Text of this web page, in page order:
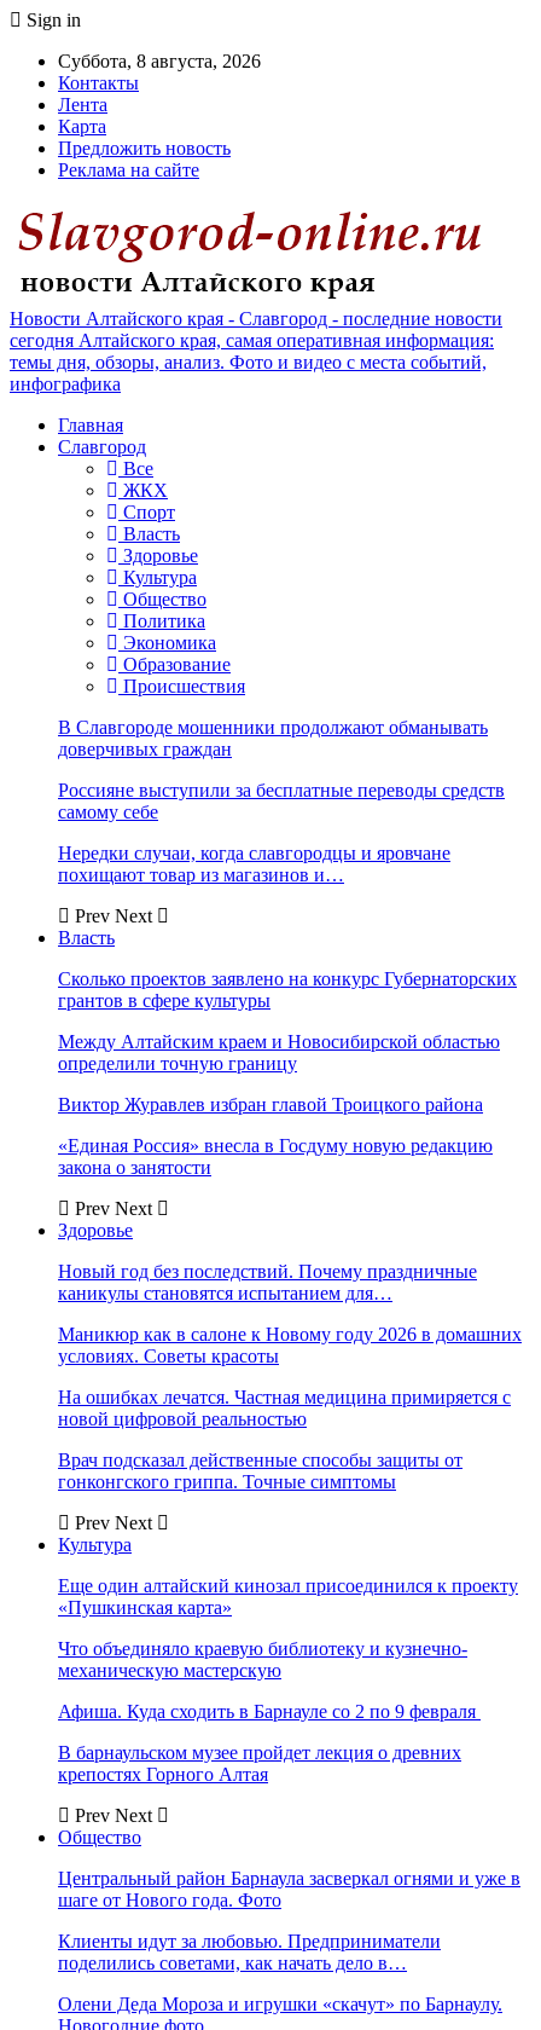
Sign in
Суббота, 8 августа, 2026
Контакты
Лента
Карта
Предложить новость
Реклама на сайте
Новости Алтайского края - Славгород - последние новости
сегодня Алтайского края, самая оперативная информация:
темы дня, обзоры, анализ. Фото и видео с места событий,
инфографика
Главная
Славгород
Все
ЖКХ
Спорт
Власть
Здоровье
Культура
Общество
Политика
Экономика
Образование
Происшествия
В Славгороде мошенники продолжают обманывать
доверчивых граждан
Россияне выступили за бесплатные переводы средств
самому себе
Нередки случаи, когда славгородцы и яровчане
похищают товар из магазинов и…
Prev Next
Власть
Сколько проектов заявлено на конкурс Губернаторских
грантов в сфере культуры
Между Алтайским краем и Новосибирской областью
определили точную границу
Виктор Журавлев избран главой Троицкого района
«Единая Россия» внесла в Госдуму новую редакцию
закона о занятости
Prev Next
Здоровье
Новый год без последствий. Почему праздничные
каникулы становятся испытанием для…
Маникюр как в салоне к Новому году 2026 в домашних
условиях. Советы красоты
На ошибках лечатся. Частная медицина примиряется с
новой цифровой реальностью
Врач подсказал действенные способы защиты от
гонконгского гриппа. Точные симптомы
Prev Next
Культура
Еще один алтайский кинозал присоединился к проекту
«Пушкинская карта»
Что объединяло краевую библиотеку и кузнечно-
механическую мастерскую
Афиша. Куда сходить в Барнауле со 2 по 9 февраля
В барнаульском музее пройдет лекция о древних
крепостях Горного Алтая
Prev Next
Общество
Центральный район Барнаула засверкал огнями и уже в
шаге от Нового года. Фото
Клиенты идут за любовью. Предприниматели
поделились советами, как начать дело в…
Олени Деда Мороза и игрушки «скачут» по Барнаулу.
Новогодние фото